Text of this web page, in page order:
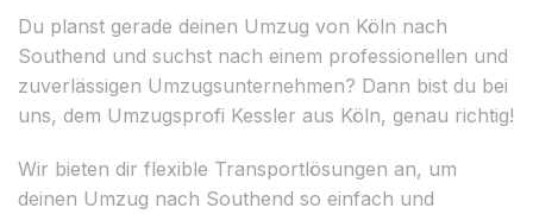
Du planst gerade deinen Umzug von Köln nach
Southend und suchst nach einem professionellen und
zuverlässigen Umzugsunternehmen? Dann bist du bei
uns, dem Umzugsprofi Kessler aus Köln, genau richtig!
Wir bieten dir flexible Transportlösungen an, um
deinen Umzug nach Southend so einfach und